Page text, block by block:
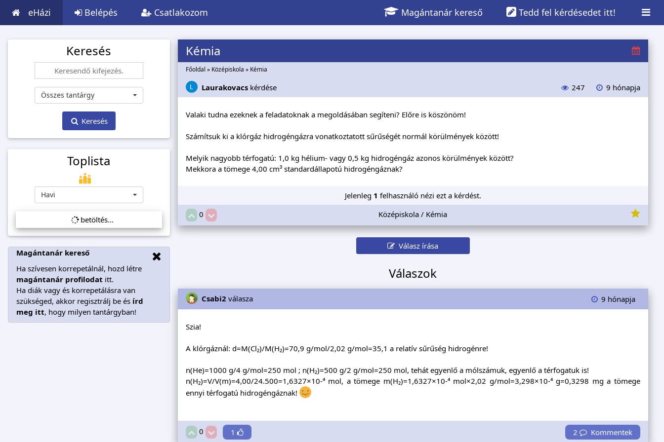
eHázi Belépés Csatlakozom Tedd fel kérdésedet itt!
Magántanár kereső
Keresés
Összes tantárgy
Keresés
Toplista
Havi
betöltés...
Magántanár kereső
Ha szívesen korrepetálnál, hozd létre
magántanár profilodat itt.
Ha diák vagy és korrepetálásra van
szükséged, akkor regisztrálj be és írd
meg itt, hogy milyen tantárgyban!
Kémia
Főoldal » Középiskola » Kémia
Laurakovacs kérdése 247 9 hónapja
Valaki tudna ezeknek a feladatoknak a megoldásában segíteni? Előre is köszönöm!
Számítsuk ki a klórgáz hidrogéngázra vonatkoztatott sűrűségét normál körülmények között!
Melyik nagyobb térfogatú: 1,0 kg hélium- vagy 0,5 kg hidrogéngáz azonos körülmények között?
Mekkora a tömege 4,00 cm³ standardállapotú hidrogéngáznak?
Jelenleg 1 felhasználó nézi ezt a kérdést.
0
Középiskola / Kémia
Válasz írása
Válaszok
Csabi2 válasza 9 hónapja
Szia!
A klórgáznál: d=M(Cl₂)/M(H₂)=70,9 g/mol/2,02 g/mol=35,1 a relatív sűrűség hidrogénre!
n(He)=1000 g/4 g/mol=250 mol ; n(H₂)=500 g/2 g/mol=250 mol, tehát egyenlő a mólszámuk, egyenlő a térfogatuk is!
n(H₂)=V/V(m)=4,00/24.500=1,6327×10-⁴ mol, a tömege m(H₂)=1,6327×10-⁴ mol×2,02 g/mol=3,298×10-⁴ g=0,3298 mg a tömege
ennyi térfogatú hidrogéngáznak!
0 1 2 Kommentek